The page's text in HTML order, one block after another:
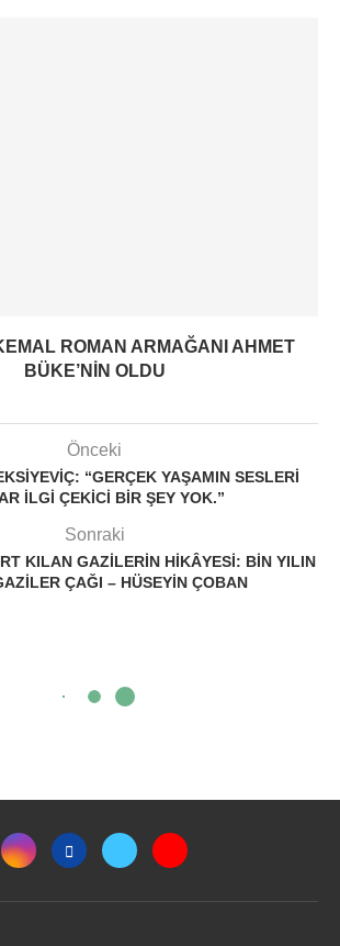
ROMAN ARMAĞANI AHMET
BÜKE’NIN OLDU
Önceki
“GERÇEK YAŞAMIN SESLERI
ILGI ÇEKICI BIR ŞEY YOK.”
Sonraki
KILAN GAZILERIN HIKÂYESI: BIN YILIN
ÇAĞI – HÜSEYIN ÇOBAN